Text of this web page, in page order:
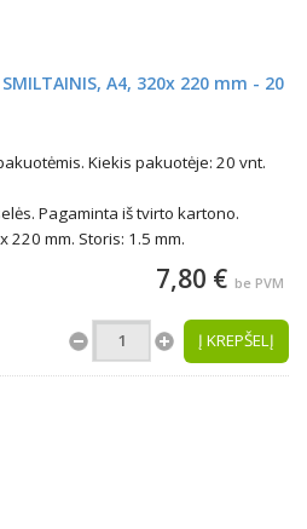
A4, 320x 220 mm - 20
Kiekis pakuotėje: 20 vnt.
Pagaminta iš tvirto kartono.
220 mm. Storis: 1.5 mm.
7,80 € be PVM
Į KREPŠELĮ